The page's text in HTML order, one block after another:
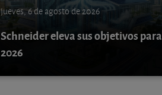
jueves, 6 de agosto de 2026
Schneider eleva sus objetivos para
2026